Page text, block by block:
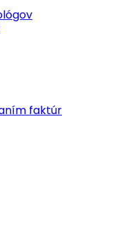
faktúr